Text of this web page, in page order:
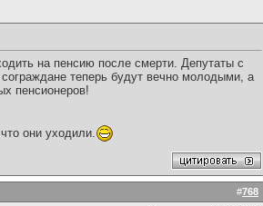
на пенсию после смерти. Депутаты с
теперь будут вечно молодыми, а
пенсионеров!
они уходили.
#768